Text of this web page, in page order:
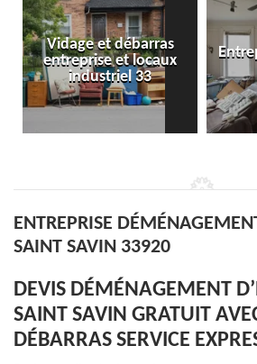
Entreprise de débarras
33
ENTREPRISE
SAINT SAVIN 33920
DEVIS DÉMÉNAGEMENT
SAINT SAVIN GRATUIT
DÉBARRAS SERVICE